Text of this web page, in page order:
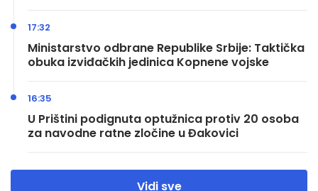
Ministarstvo odbrane Republike Srbije: Taktička
obuka izviđačkih jedinica Kopnene vojske
17:32
U Prištini podignuta optužnica protiv 20 osoba
za navodne ratne zločine u Đakovici
16:35
Vidi sve